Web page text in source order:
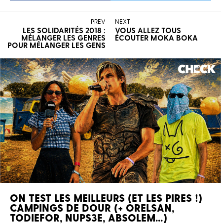
PREV
LES SOLIDARITÉS 2018 :
MÉLANGER LES GENRES
POUR MÉLANGER LES GENS
NEXT
VOUS ALLEZ TOUS
ÉCOUTER MOKA BOKA
ON TEST LES MEILLEURS (ET LES PIRES !)
CAMPINGS DE DOUR (+ ORELSAN,
TODIEFOR, NUPS3E, ABSOLEM…)